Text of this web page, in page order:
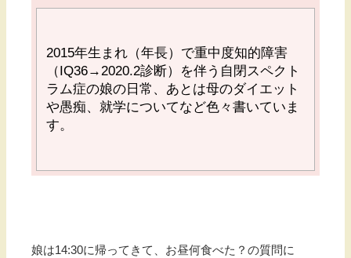
2015年生まれ（年長）で重中度知的障害
（IQ36→2020.2診断）を伴う自閉スペクト
ラム症の娘の日常、あとは母のダイエット
や愚痴、就学についてなど色々書いていま
す。
娘は14:30に帰ってきて、お昼何食べた？の質問に